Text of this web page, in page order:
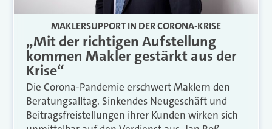
MAKLERSUPPORT IN DER CORONA-KRISE
„Mit der richtigen Aufstellung
kommen Makler gestärkt aus der
Krise“
Die Corona-Pandemie erschwert Maklern den
Beratungsalltag. Sinkendes Neugeschäft und
Beitragsfreistellungen ihrer Kunden wirken sich